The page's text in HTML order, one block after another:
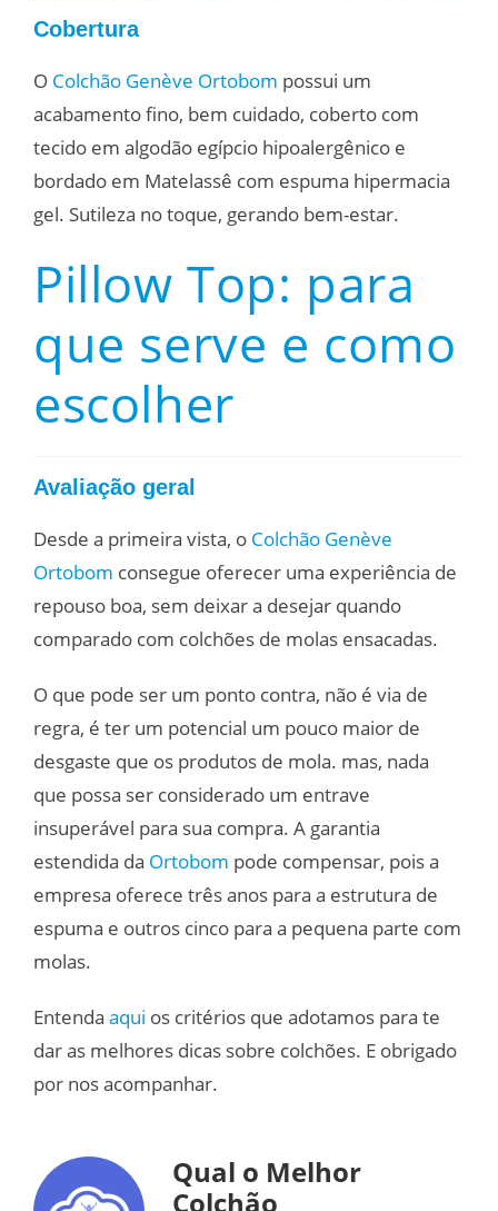
Cobertura
O Colchão Genève Ortobom possui um
acabamento fino, bem cuidado, coberto com
tecido em algodão egípcio hipoalergênico e
bordado em Matelassê com espuma hipermacia
gel. Sutileza no toque, gerando bem-estar.
Pillow Top: para
que serve e como
escolher
Avaliação geral
Desde a primeira vista, o Colchão Genève
Ortobom consegue oferecer uma experiência de
repouso boa, sem deixar a desejar quando
comparado com colchões de molas ensacadas.
O que pode ser um ponto contra, não é via de
regra, é ter um potencial um pouco maior de
desgaste que os produtos de mola. mas, nada
que possa ser considerado um entrave
insuperável para sua compra. A garantia
estendida da Ortobom pode compensar, pois a
empresa oferece três anos para a estrutura de
espuma e outros cinco para a pequena parte com
molas.
Entenda aqui os critérios que adotamos para te
dar as melhores dicas sobre colchões. E obrigado
por nos acompanhar.
Qual o Melhor
Colchão